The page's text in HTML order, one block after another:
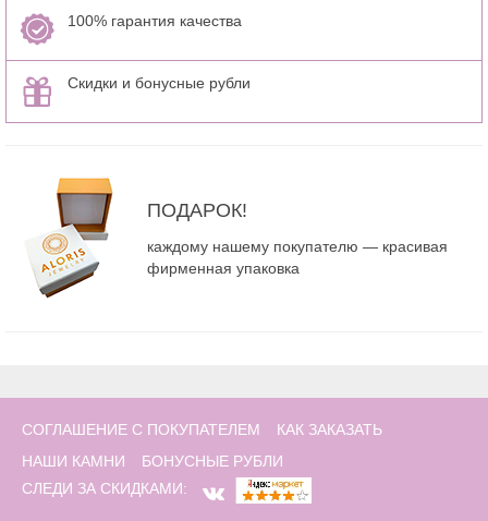
100% гарантия качества
Скидки и бонусные рубли
ПОДАРОК!
каждому нашему покупателю — красивая
фирменная упаковка
СОГЛАШЕНИЕ С ПОКУПАТЕЛЕМ
КАК ЗАКАЗАТЬ
НАШИ КАМНИ
БОНУСНЫЕ РУБЛИ
СЛЕДИ ЗА СКИДКАМИ: